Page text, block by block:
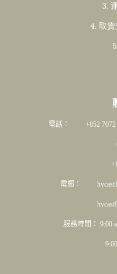
3.
4. 取
電話： +852 7072
+852
+852
電郵：
服務時間： 9:00
9:00 a.m. -